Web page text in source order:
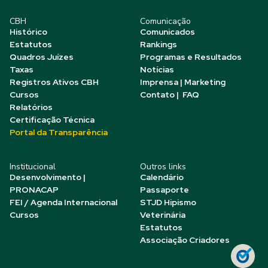
CBH
Histórico
Estatutos
Quadros Juízes
Taxas
Registros Ativos CBH
Cursos
Relatórios
Certificação Técnica
Portal da Transparência
Comunicação
Comunicados
Rankings
Programas e Resultados
Notícias
Imprensa | Marketing
Contato | FAQ
Institucional
Desenvolvimento |
PRONACAP
FEI / Agenda Internacional
Cursos
Outros links
Calendário
Passaporte
STJD Hipismo
Veterinária
Estatutos
Associação Criadores